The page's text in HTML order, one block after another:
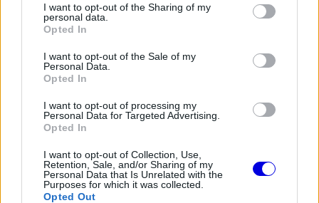
not limited to your visit or usage behaviour. You may click to
grant or deny consent to Google and its third-party tags to
use your data for below specified purposes in below Google
consent section.
I want to opt-out of the Sharing of my
personal data.
Opted In
I want to opt-out of the Sale of my
Personal Data.
Opted In
I want to opt-out of processing my
Personal Data for Targeted Advertising.
Opted In
I want to opt-out of Collection, Use,
Retention, Sale, and/or Sharing of my
Personal Data that Is Unrelated with the
Purposes for which it was collected.
Opted Out
„Azt akarjuk, hogy a szurkolók jól szórakozzanak,
és azt is akarjuk, hogy mi magunk is élvezzük.
Azt is szeretnénk, hogy az F1 olyan legyen,
amilyennek kiskorunk óta láttuk, határon zajló
versenyzés, amit eddig nem kaptunk meg” –
fogalmazott Norris.
A vita középpontjában az 50 százalékos
belsőégésű és 50 százalékos elektromos